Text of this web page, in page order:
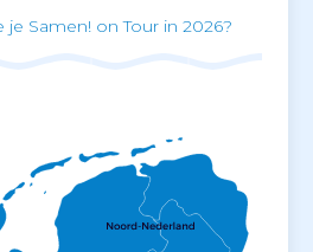
Samen! on Tour in 2026?